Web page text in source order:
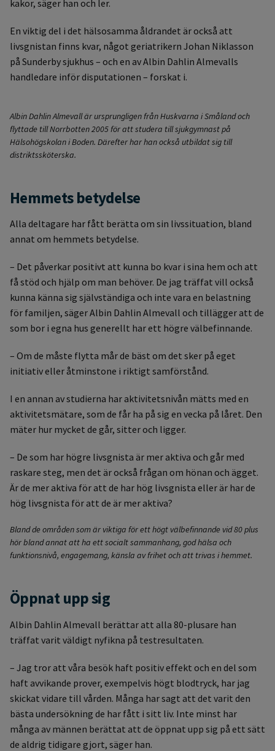
kakor, säger han och ler.
En viktig del i det hälsosamma åldrandet är också att
livsgnistan finns kvar, något geriatrikern Johan Niklasson
på Sunderby sjukhus – och en av Albin Dahlin Almevalls
handledare inför disputationen – forskat i.
Albin Dahlin Almevall är ursprungligen från Huskvarna i Småland och
flyttade till Norrbotten 2005 för att studera till sjukgymnast på
Hälsohögskolan i Boden. Därefter har han också utbildat sig till
distriktssköterska.
Hemmets betydelse
Alla deltagare har fått berätta om sin livssituation, bland
annat om hemmets betydelse.
– Det påverkar positivt att kunna bo kvar i sina hem och att
få stöd och hjälp om man behöver. De jag träffat vill också
kunna känna sig självständiga och inte vara en belastning
för familjen, säger Albin Dahlin Almevall och tillägger att de
som bor i egna hus generellt har ett högre välbefinnande.
– Om de måste flytta mår de bäst om det sker på eget
initiativ eller åtminstone i riktigt samförstånd.
I en annan av studierna har aktivitetsnivån mätts med en
aktivitetsmätare, som de får ha på sig en vecka på låret. Den
mäter hur mycket de går, sitter och ligger.
– De som har högre livsgnista är mer aktiva och går med
raskare steg, men det är också frågan om hönan och ägget.
Är de mer aktiva för att de har hög livsgnista eller är har de
hög livsgnista för att de är mer aktiva?
Bland de områden som är viktiga för ett högt välbefinnande vid 80 plus
hör bland annat att ha ett socialt sammanhang, god hälsa och
funktionsnivå, engagemang, känsla av frihet och att trivas i hemmet.
Öppnat upp sig
Albin Dahlin Almevall berättar att alla 80-plusare han
träffat varit väldigt nyfikna på testresultaten.
– Jag tror att våra besök haft positiv effekt och en del som
haft avvikande prover, exempelvis högt blodtryck, har jag
skickat vidare till vården. Många har sagt att det varit den
bästa undersökning de har fått i sitt liv. Inte minst har
många av männen berättat att de öppnat upp sig på ett sätt
de aldrig tidigare gjort, säger han.